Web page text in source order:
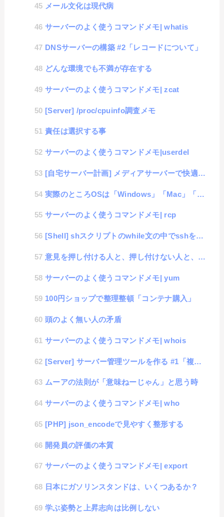
メール文化は現代病
サーバーのよく使うコマンドメモ| whatis
DNSサーバーの構築 #2「レコードについて」
どんな環境でも不満が存在する
サーバーのよく使うコマンドメモ| zcat
[Server] /proc/cpuinfo調査メモ
責任は選択する事
サーバーのよく使うコマンドメモ|userdel
[自宅サーバー計画] メディアサーバーで快適動画生活 #1「DLNA構築」
実際のところOSは「Windows」「Mac」「Linux」のどれがいいの？
サーバーのよく使うコマンドメモ| rcp
[Shell] shスクリプトのwhile文の中でsshを実行すると1回しか実行されない件
意見を押し付ける人と、押し付けない人と、押し付けられる人。
サーバーのよく使うコマンドメモ| yum
100円ショップで整理整頓「コンテナ購入」
頭のよく無い人の矛盾
サーバーのよく使うコマンドメモ| whois
[Server] サーバー管理ツールを作る #1「複数サーバー管理」
ムーアの法則が「意味ねーじゃん」と思う時
サーバーのよく使うコマンドメモ| who
[PHP] json_encodeで見やすく整形する
開発員の評価の本質
サーバーのよく使うコマンドメモ| export
日本にガソリンスタンドは、いくつあるか？
学ぶ姿勢と上昇志向は比例しない